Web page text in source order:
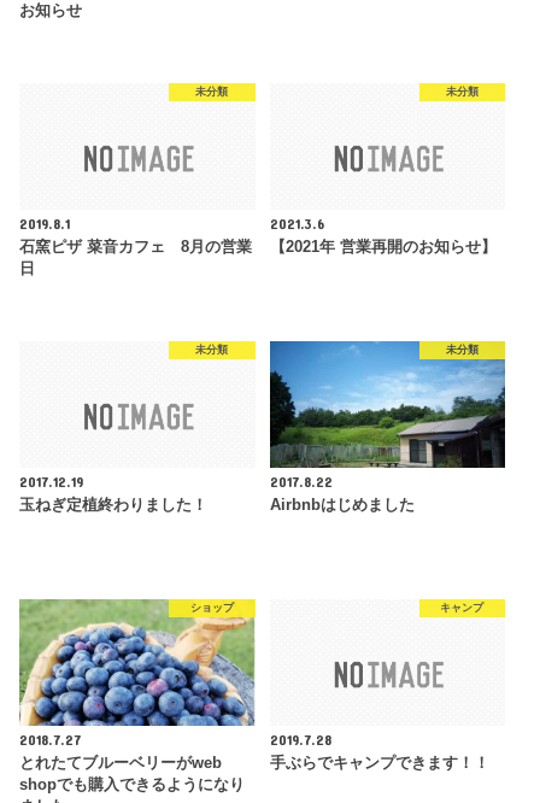
お知らせ
未分類
2019.8.1
石窯ピザ 菜音カフェ 8月の営業
日
未分類
2021.3.6
【2021年 営業再開のお知らせ】
未分類
2017.12.19
玉ねぎ定植終わりました！
未分類
2017.8.22
Airbnbはじめました
ショップ
2018.7.27
とれたてブルーベリーがweb
shopでも購入できるようになり
キャンプ
2019.7.28
手ぶらでキャンプできます！！